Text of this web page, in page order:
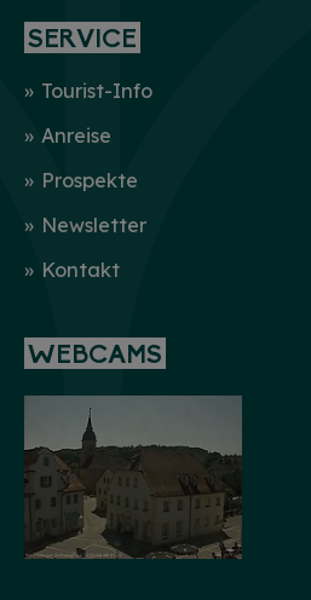
SERVICE
Tourist-Info
Anreise
Prospekte
Newsletter
Kontakt
WEBCAMS